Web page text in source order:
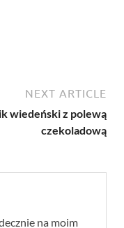
NEXT ARTICLE
wiedeński z polewą
czekoladową
na moim